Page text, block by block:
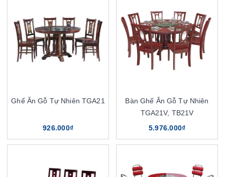
Ghế Ăn Gỗ Tự Nhiên TGA21
926.000₫
Bàn Ghế Ăn Gỗ Tự Nhiên
TGA21V, TB21V
5.976.000₫